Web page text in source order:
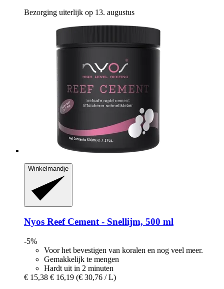
Bezorging uiterlijk op 13. augustus
Winkelmandje
Nyos Reef Cement -​ Snellijm, 500 ml
-5%
Voor het bevestigen van koralen en nog veel meer.
Gemakkelijk te mengen
Hardt uit in 2 minuten
€ 15,38 € 16,19 (€ 30,76 / L)